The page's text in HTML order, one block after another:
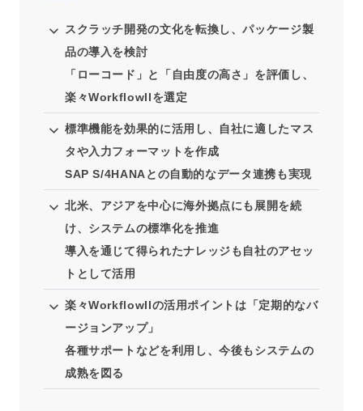
スクラッチ開発の文化を転換し、パッケージ製
品の導入を検討
「ローコード」と「自由度の高さ」を評価し、
楽々WorkflowIIを選定
標準機能を効果的に活用し、自社に適したマス
タや入力フォーマットを作成
SAP S/4HANAとの自動的なデータ連携も実現
北米、アジアを中心に海外拠点にも展開を続
け、システムの標準化を推進
導入を通じて得られたナレッジも自社のアセッ
トとして活用
楽々WorkflowIIの活用ポイントは「定期的なバ
ージョンアップ」
各種サポートなどを利用し、今後もシステムの
成熟を図る